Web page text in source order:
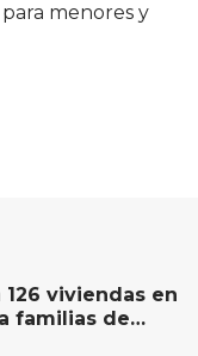
menores y
viviendas en
familias de